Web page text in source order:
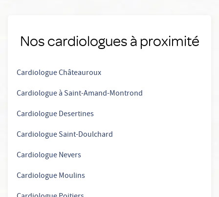
Nos cardiologues à proximité
Cardiologue Châteauroux
Cardiologue à Saint-Amand-Montrond
Cardiologue Desertines
Cardiologue Saint-Doulchard
Cardiologue Nevers
Cardiologue Moulins